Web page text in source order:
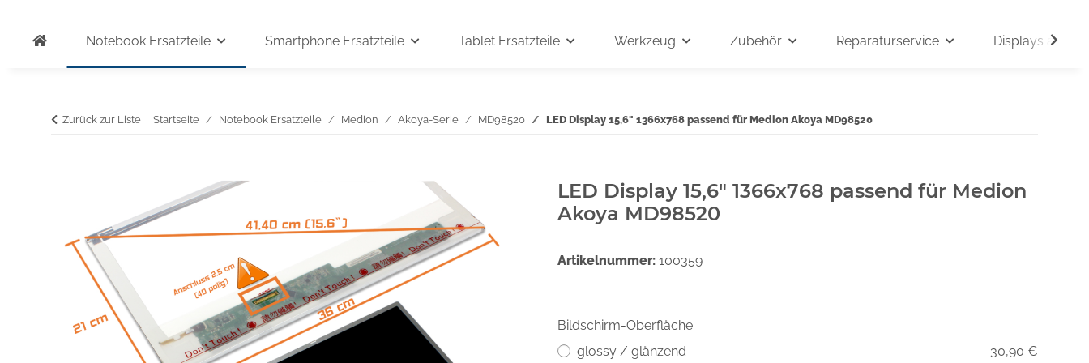
Notebook Ersatzteile Smartphone Ersatzteile Tablet Ersatzteile Werkzeug Zubehör Reparaturservice Displays auf
Zurück zur Liste Startseite Notebook Ersatzteile Medion Akoya-Serie MD98520 LED Display 15,6" 1366x768 passend für Medion Akoya MD98520
LED Display 15,6" 1366x768 passend für Medion
Akoya MD98520
Artikelnummer: 100359
Bildschirm-Oberfläche
glossy / glänzend
30,90 €